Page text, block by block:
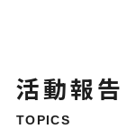
活動報告
TOPICS